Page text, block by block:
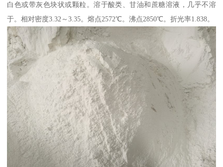
白色或带灰色块状或颗粒。溶于酸类、甘油和蔗糖溶液，几乎不溶
于。相对密度3.32～3.35。熔点2572℃。沸点2850℃。折光率1.838。